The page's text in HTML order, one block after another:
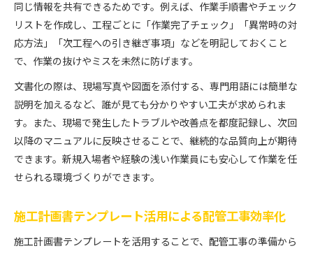
同じ情報を共有できるためです。例えば、作業手順書やチェック
リストを作成し、工程ごとに「作業完了チェック」「異常時の対
応方法」「次工程への引き継ぎ事項」などを明記しておくこと
で、作業の抜けやミスを未然に防げます。
文書化の際は、現場写真や図面を添付する、専門用語には簡単な
説明を加えるなど、誰が見ても分かりやすい工夫が求められま
す。また、現場で発生したトラブルや改善点を都度記録し、次回
以降のマニュアルに反映させることで、継続的な品質向上が期待
できます。新規入場者や経験の浅い作業員にも安心して作業を任
せられる環境づくりができます。
施工計画書テンプレート活用による配管工事効率化
施工計画書テンプレートを活用することで、配管工事の準備から